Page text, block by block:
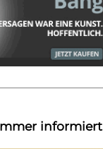
informiert